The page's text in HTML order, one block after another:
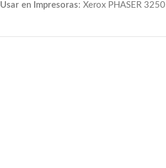
Usar en Impresoras: Xerox PHASER 3250